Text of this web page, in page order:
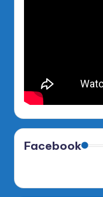
Facebook